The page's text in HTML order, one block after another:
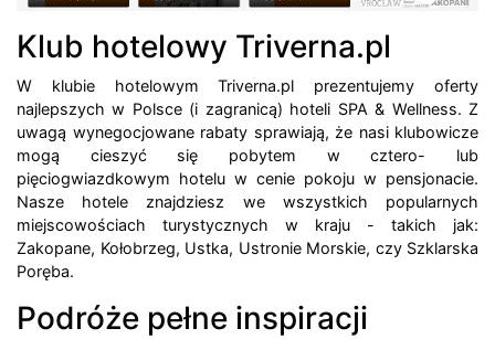
Klub hotelowy Triverna.pl
W klubie hotelowym Triverna.pl prezentujemy oferty
najlepszych w Polsce (i zagranicą) hoteli SPA & Wellness. Z
uwagą wynegocjowane rabaty sprawiają, że nasi klubowicze
mogą cieszyć się pobytem w cztero- lub
pięciogwiazdkowym hotelu w cenie pokoju w pensjonacie.
Nasze hotele znajdziesz we wszystkich popularnych
miejscowościach turystycznych w kraju - takich jak:
Zakopane, Kołobrzeg, Ustka, Ustronie Morskie, czy Szklarska
Poręba.
Podróże pełne inspiracji